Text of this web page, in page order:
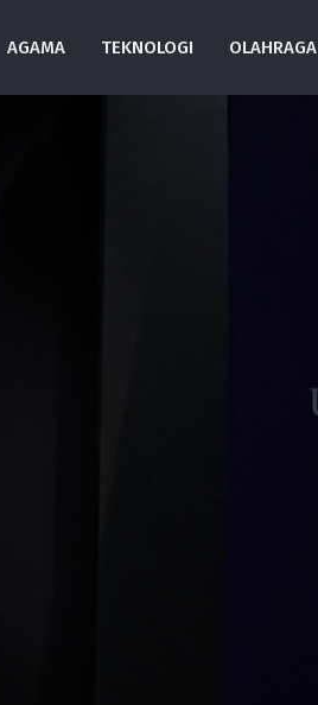
AGAMA TEKNOLOGI OLAHRAGA